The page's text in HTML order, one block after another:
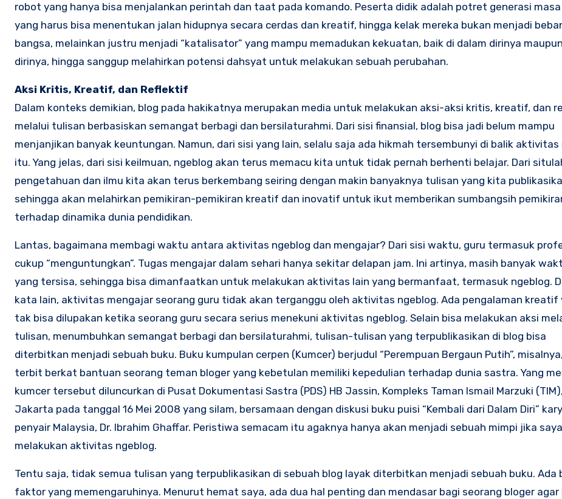
robot yang hanya bisa menjalankan perintah dan taat pada komando. Peserta didik adalah potret generasi
yang harus bisa menentukan jalan hidupnya secara cerdas dan kreatif, hingga kelak mereka bukan menjadi
bangsa, melainkan justru menjadi “katalisator” yang mampu memadukan kekuatan, baik di dalam dirinya
dirinya, hingga sanggup melahirkan potensi dahsyat untuk melakukan sebuah perubahan.
Aksi Kritis, Kreatif, dan Reflektif
Dalam konteks demikian, blog pada hakikatnya merupakan media untuk melakukan aksi-aksi kritis, kreatif, dan
melalui tulisan berbasiskan semangat berbagi dan bersilaturahmi. Dari sisi finansial, blog bisa jadi belum mampu
menjanjikan banyak keuntungan. Namun, dari sisi yang lain, selalu saja ada hikmah tersembunyi di balik aktivitas
itu. Yang jelas, dari sisi keilmuan, ngeblog akan terus memacu kita untuk tidak pernah berhenti belajar. Dari
pengetahuan dan ilmu kita akan terus berkembang seiring dengan makin banyaknya tulisan yang kita
sehingga akan melahirkan pemikiran-pemikiran kreatif dan inovatif untuk ikut memberikan sumbangsih
terhadap dinamika dunia pendidikan.
Lantas, bagaimana membagi waktu antara aktivitas ngeblog dan mengajar? Dari sisi waktu, guru termasuk
cukup “menguntungkan”. Tugas mengajar dalam sehari hanya sekitar delapan jam. Ini artinya, masih banyak
yang tersisa, sehingga bisa dimanfaatkan untuk melakukan aktivitas lain yang bermanfaat, termasuk ngeblog.
kata lain, aktivitas mengajar seorang guru tidak akan terganggu oleh aktivitas ngeblog. Ada pengalaman kreatif
tak bisa dilupakan ketika seorang guru secara serius menekuni aktivitas ngeblog. Selain bisa melakukan aksi
tulisan, menumbuhkan semangat berbagi dan bersilaturahmi, tulisan-tulisan yang terpublikasikan di blog bisa
diterbitkan menjadi sebuah buku. Buku kumpulan cerpen (Kumcer) berjudul “Perempuan Bergaun Putih”,
terbit berkat bantuan seorang teman bloger yang kebetulan memiliki kepedulian terhadap dunia sastra. Yang
kumcer tersebut diluncurkan di Pusat Dokumentasi Sastra (PDS) HB Jassin, Kompleks Taman Ismail Marzuki (TIM),
Jakarta pada tanggal 16 Mei 2008 yang silam, bersamaan dengan diskusi buku puisi “Kembali dari Dalam Diri”
penyair Malaysia, Dr. Ibrahim Ghaffar. Peristiwa semacam itu agaknya hanya akan menjadi sebuah mimpi jika
melakukan aktivitas ngeblog.
Tentu saja, tidak semua tulisan yang terpublikasikan di sebuah blog layak diterbitkan menjadi sebuah buku. Ada
faktor yang memengaruhinya. Menurut hemat saya, ada dua hal penting dan mendasar bagi seorang bloger agar